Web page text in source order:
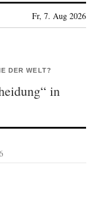
Fr, 7. Aug 2026
DER WELT?
in